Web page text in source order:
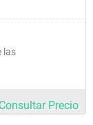
las
Consultar Precio